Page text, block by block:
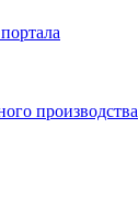
производства